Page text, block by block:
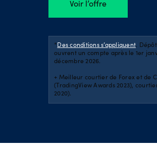
Voir l’offre
* Des conditions s’appliquent.
ouvrent un compte après le 1er
décembre 2026.
+ Meilleur courtier de Forex et de
(TradingView Awards 2023),
2020).